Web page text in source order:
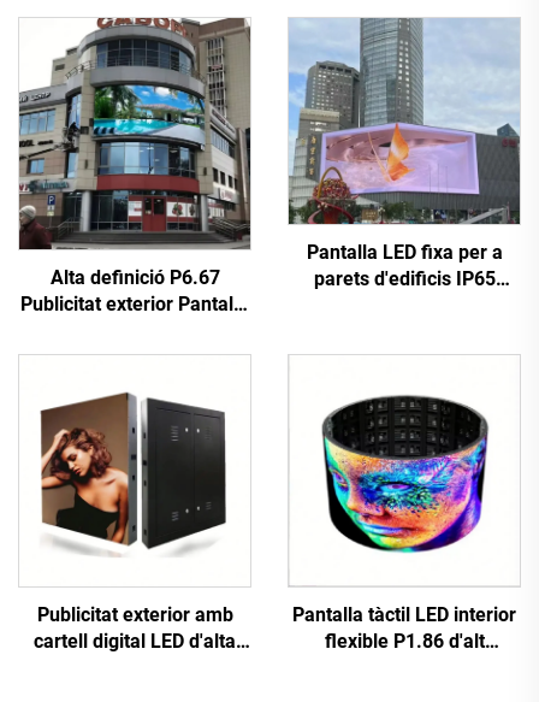
Alta definició P6.67
Publicitat exterior Pantalla
de pantalla digital LED a
Pantalla LED fixa per a
parets d'edificis IP65
publicitat comercial
Publicitat exterior amb
cartell digital LED d'alta
Pantalla tàctil LED interior
flexible P1.86 d'alt